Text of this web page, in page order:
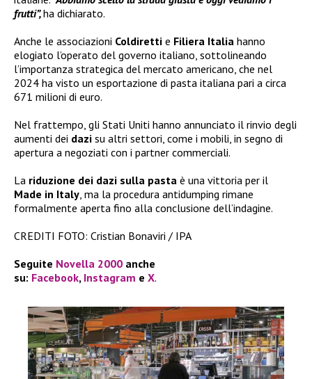
frutti”,ha dichiarato.
Anche le associazioni Coldiretti e Filiera Italia hanno
elogiato l’operato del governo italiano, sottolineando
l’importanza strategica del mercato americano, che nel
2024 ha visto un esportazione di pasta italiana pari a circa
671 milioni di euro.
Nel frattempo, gli Stati Uniti hanno annunciato il rinvio degli
aumenti dei dazi su altri settori, come i mobili, in segno di
apertura a negoziati con i partner commerciali.
La riduzione dei dazi sulla pasta è una vittoria per il
Made in Italy , ma la procedura antidumping rimane
formalmente aperta fino alla conclusione dell’indagine.
CREDITI FOTO: Cristian Bonaviri / IPA
Seguite Novella 2000 anche
su: Facebook, Instagram e X.